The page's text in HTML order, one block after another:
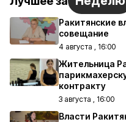
Ракитянские
совещание
4 августа , 16:00
Жительница
контракту
3 августа , 16:00
Власти